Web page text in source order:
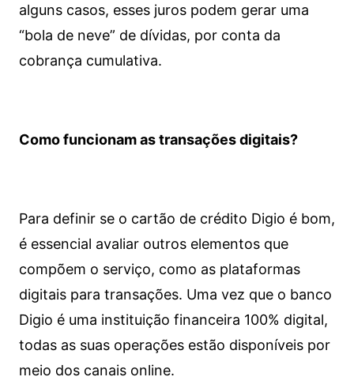
alguns casos, esses juros podem gerar uma
“bola de neve” de dívidas, por conta da
cobrança cumulativa.
Como funcionam as transações digitais?
Para definir se o cartão de crédito Digio é bom,
é essencial avaliar outros elementos que
compõem o serviço, como as plataformas
digitais para transações. Uma vez que o banco
Digio é uma instituição financeira 100% digital,
todas as suas operações estão disponíveis por
meio dos canais online.